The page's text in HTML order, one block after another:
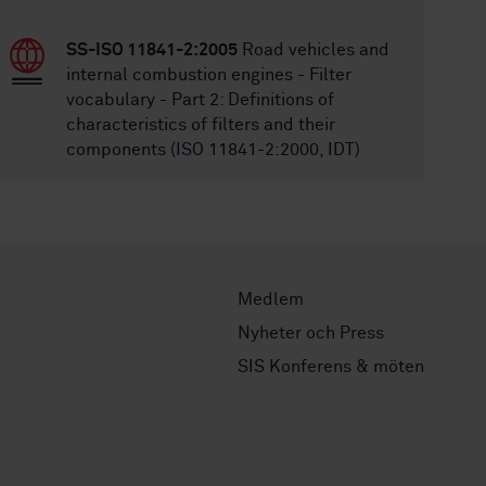
SS-ISO 11841-2:2005 Road vehicles and
internal combustion engines - Filter
vocabulary - Part 2: Definitions of
characteristics of filters and their
components (ISO 11841-2:2000, IDT)
Medlem
Nyheter och Press
SIS Konferens & möten